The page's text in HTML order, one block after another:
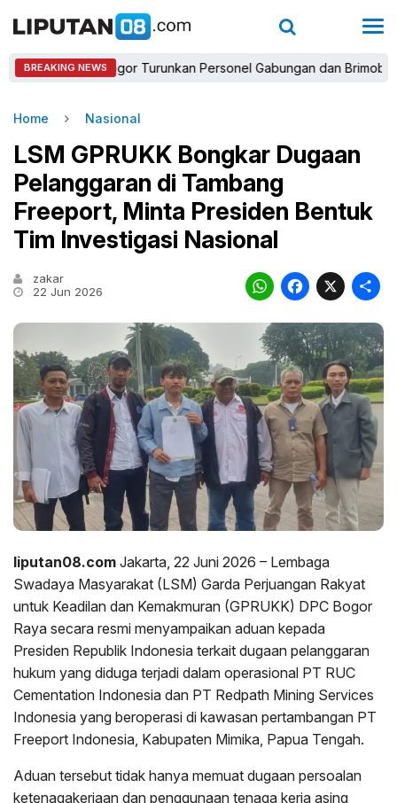
BREAKING NEWS
Bogor Turunkan Personel Gabungan dan Brimob,
Home Nasional
LSM GPRUKK Bongkar Dugaan
Pelanggaran di Tambang
Freeport, Minta Presiden Bentuk
Tim Investigasi Nasional
zakar
22 Jun 2026
X
liputan08.com Jakarta, 22 Juni 2026 – Lembaga
Swadaya Masyarakat (LSM) Garda Perjuangan Rakyat
untuk Keadilan dan Kemakmuran (GPRUKK) DPC Bogor
Raya secara resmi menyampaikan aduan kepada
Presiden Republik Indonesia terkait dugaan pelanggaran
hukum yang diduga terjadi dalam operasional PT RUC
Cementation Indonesia dan PT Redpath Mining Services
Indonesia yang beroperasi di kawasan pertambangan PT
Freeport Indonesia, Kabupaten Mimika, Papua Tengah.
Aduan tersebut tidak hanya memuat dugaan persoalan
ketenagakerjaan dan penggunaan tenaga kerja asing